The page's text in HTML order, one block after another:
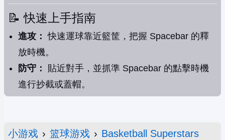
📝 快速上手指南
進攻： 快速運球靠近籃筐，把握 Spacebar 的釋
放時機。
防守：
貼近對手，並抓準 Spacebar 的點擊時機
進行抄截或蓋帽。
小游戏 › 篮球游戏 › Basketball Superstars